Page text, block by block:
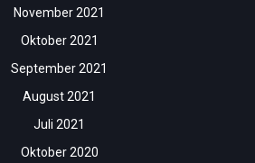
November 2021
Oktober 2021
September 2021
August 2021
Juli 2021
Oktober 2020